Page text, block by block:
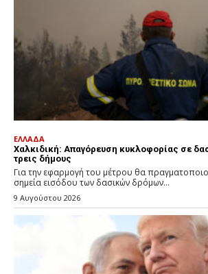
ΕΛΛΑΔΑ
Χαλκιδική: Απαγόρευση κυκλοφορίας σε
τρεις δήμους
Για την εφαρμογή του μέτρου θα
σημεία εισόδου των δασικών δρόμων...
9 Αυγούστου 2026